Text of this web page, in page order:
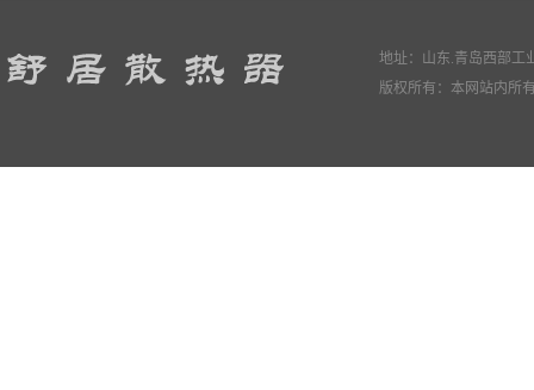
地址：山东.青岛西部
版权所有：本网站内所